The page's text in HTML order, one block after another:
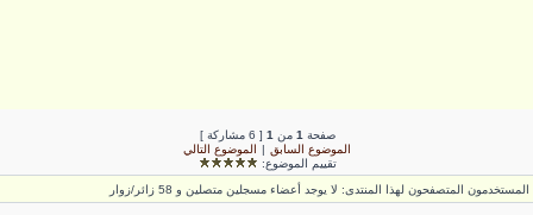
صفحة1 من [ 6 مشاركة ]
الموضوع السابق| الموضوع التالي
تقييم الموضوع:
المستخدمون المتصفحون لهذا المنتدى: لا يوجد أعضاء مسجلين متصلين و 58 زائر/زوار